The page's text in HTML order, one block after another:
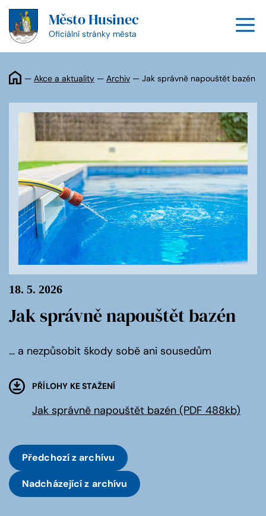
Přeskočit
obsah
Město Husinec
Oficiální stránky města
— Akce a aktuality — Archiv — Jak správně napouštět bazén
18. 5. 2026
Jak správně napouštět bazén
… a nezpůsobit škody sobě ani sousedům
PŘÍLOHY KE STAŽENÍ
Jak správně napouštět bazén (PDF 488kb)
Předchozíz archívu
Nadcházejícíz archívu